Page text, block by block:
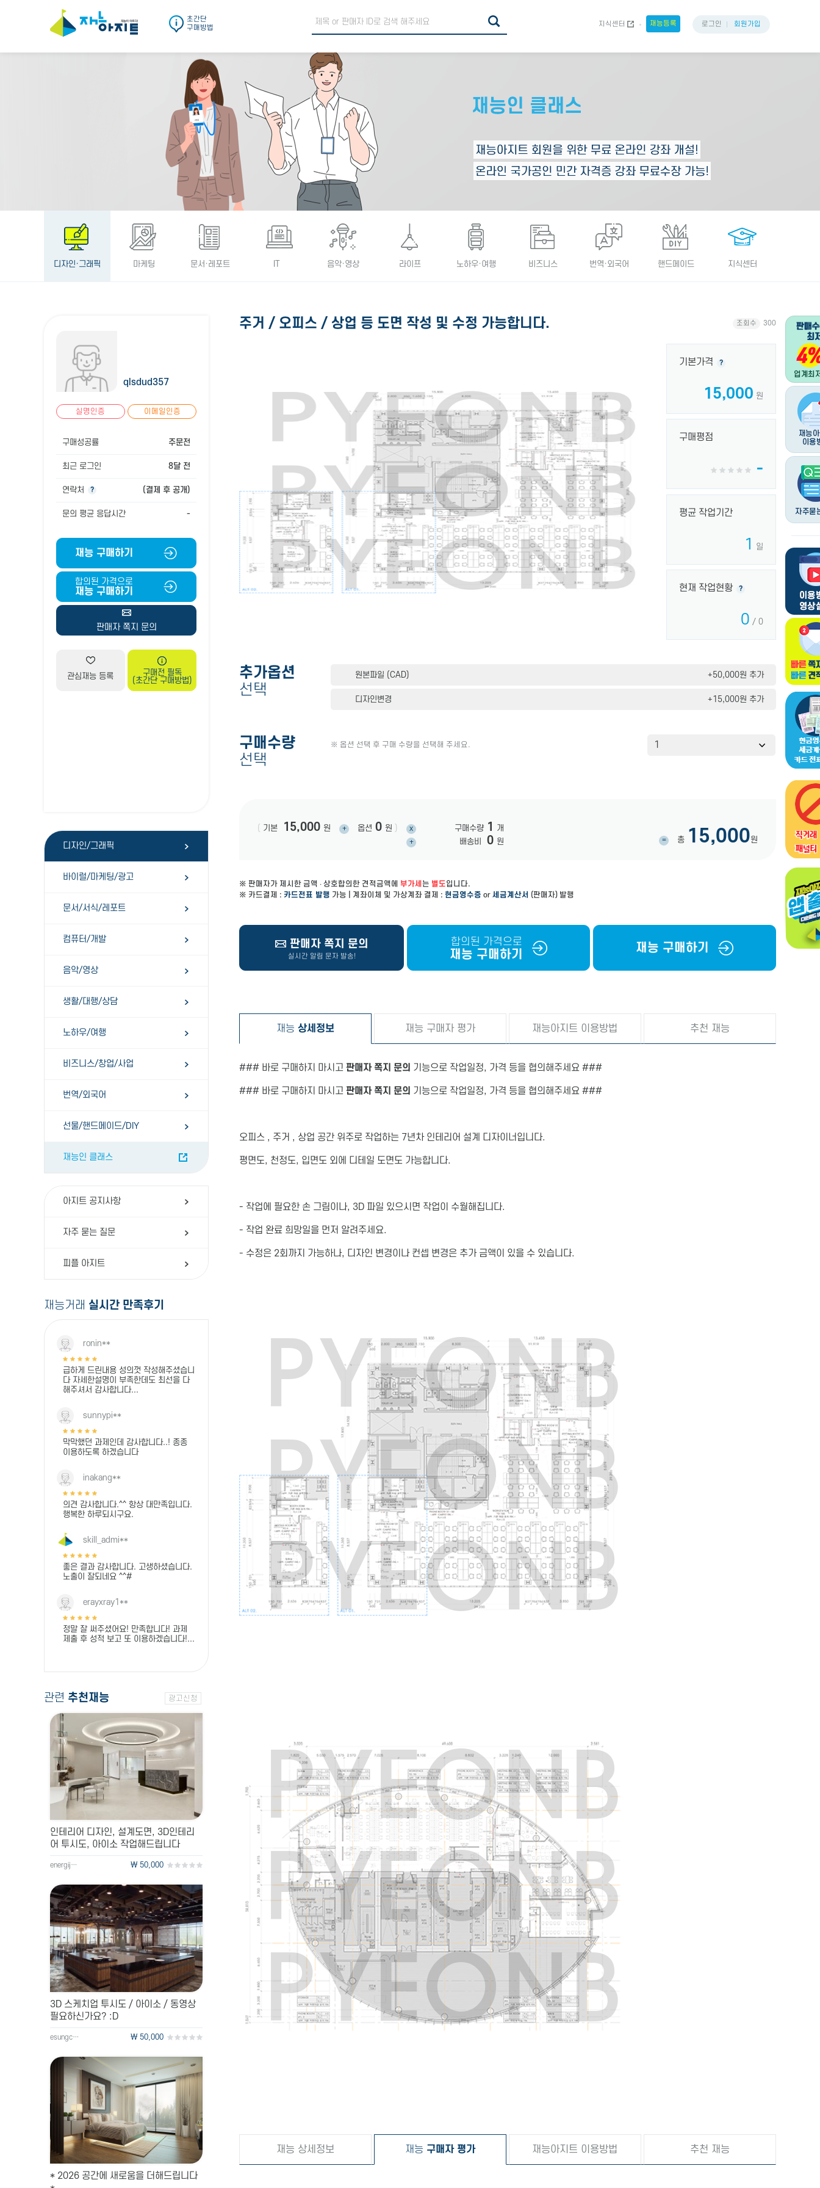
초간단
구매방법
지식센터 재능등록 로그인 회원가입
디자인·그래픽 마케팅 문서·레포트 음악·영상 라이프 노하우·여행 비즈니스 번역·외국어 핸드메이드 지식센터
qlsdud357
실명인증 이메일인증
구매성공률 주문전
최근 로그인 8달 전
연락처 ? (결제 후 공개)
문의 평균 응답시간 -
재능 구매하기
합의된 가격으로
재능 구매하기
판매자 쪽지 문의
관심재능 등록
구매전 필독
(초간단 구매방법)
디자인/그래픽
바이럴/마케팅/광고
문서/서식/레포트
컴퓨터/개발
음악/영상
생활/대행/상담
노하우/여행
비즈니스/창업/사업
번역/외국어
선물/핸드메이드/DIY
재능인 클래스
아지트 공지사항
자주 묻는 질문
피플 아지트
재능거래 실시간 만족후기
ronin**
급하게 드린내용 성의껏 작성해주셨습니
다 자세한설명이 부족한데도 최선을 다
해주셔서 감사합니다...
sunnypi**
막막했던 과제인데 감사합니다..! 종종
이용하도록 하겠습니다
inakang**
의견 감사합니다.^^ 항상 대만족입니다.
행복한 하루되시구요.
skill_admi**
좋은 결과 감사합니다. 고생하셨습니다.
노출이 잘되네요 ^^#
erayxray1**
정말 잘 써주셨어요! 만족합니다! 과제
제출 후 성적 보고 또 이용하겠습니다!...
관련 추천재능 광고신청
인테리어 디자인, 설계도면, 3D인테리
어 투시도, 아이소 작업해드립니다
energije0ng \ 50,000
3D 스케치업 투시도 / 아이소 / 동영상
필요하신가요? :D
esungc99 \ 50,000
* 2026 공간에 새로움을 더해드립니다
주거 / 오피스 / 상업 등 도면 작성 및 수정 가능합니다. 조회수 300
기본가격 ?
15,000 원
구매평점
-
평균 작업기간
1 일
현재 작업현황 ?
0 / 0
추가옵션
선택
원본파일 (CAD) +50,000원 추가
디자인변경 +15,000원 추가
구매수량
선택
※ 옵션 선택 후 구매 수량을 선택해 주세요. 1
기본 15,000 원 + 옵션 0 원 x 구매수량 1 개
+ 배송비 0 원 = 총 15,000원
※ 판매자가 제시한 금액 ∙ 상호합의한 견적금액에 부가세 는 별도입니다.
※ 카드결제 : 카드전표 발행 가능 | 계좌이체 및 가상계좌 결제 : 현금영수증 or 세금계산서 (판매자) 발행
판매자 쪽지 문의
실시간 알림 문자 발송!
합의된 가격으로
재능 구매하기 재능 구매하기
재능상세정보 재능 구매자 평가 재능아지트 이용방법 추천 재능
### 바로 구매하지 마시고 판매자 쪽지 문의 기능으로 작업일정, 가격 등을 협의해주세요 ###
### 바로 구매하지 마시고 판매자 쪽지 문의 기능으로 작업일정, 가격 등을 협의해주세요 ###
오피스 , 주거 , 상업 공간 위주로 작업하는 7년차 인테리어 설계 디자이너입니다.
평면도, 천정도, 입면도 외에 디테일 도면도 가능합니다.
- 작업에 필요한 손 그림이나, 3D 파일 있으시면 작업이 수월해집니다.
- 작업 완료 희망일을 먼저 알려주세요.
- 수정은 2회까지 가능하나, 디자인 변경이나 컨셉 변경은 추가 금액이 있을 수 있습니다.
재능 상세정보 재능 구매자 평가 재능아지트 이용방법 추천 재능